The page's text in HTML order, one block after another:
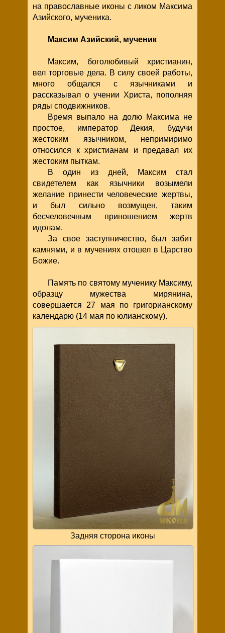
на православные иконы с ликом Максима
Азийского, мученика.
Максим Азийский, мученик
Максим, боголюбивый христианин,
вел торговые дела. В силу своей работы,
много общался с язычниками и
рассказывал о учении Христа, пополняя
ряды сподвижников.
Время выпало на долю Максима не
простое, император Декия, будучи
жестоким язычником, непримиримо
относился к христианам и предавал их
жестоким пыткам.
В один из дней, Максим стал
свидетелем как язычники возымели
желание принести человеческие жертвы,
и был сильно возмущен, таким
бесчеловечным приношением жертв
идолам.
За свое заступничество, был забит
камнями, и в мучениях отошел в Царство
Божие.
Память по святому мученику Максиму,
образцу мужества мирянина,
совершается 27 мая по григорианскому
календарю (14 мая по юлианскому).
Задняя сторона иконы